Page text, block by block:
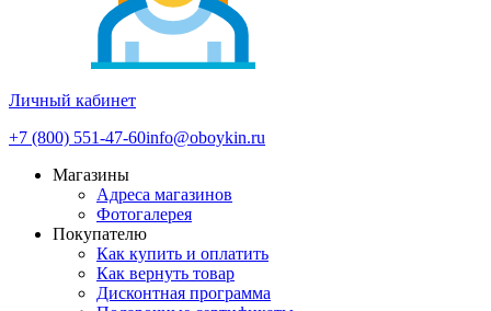
Личный кабинет
+7 (800) 551-47-60info@oboykin.ru
Магазины
Адреса магазинов
Фотогалерея
Покупателю
Как купить и оплатить
Как вернуть товар
Дисконтная программа